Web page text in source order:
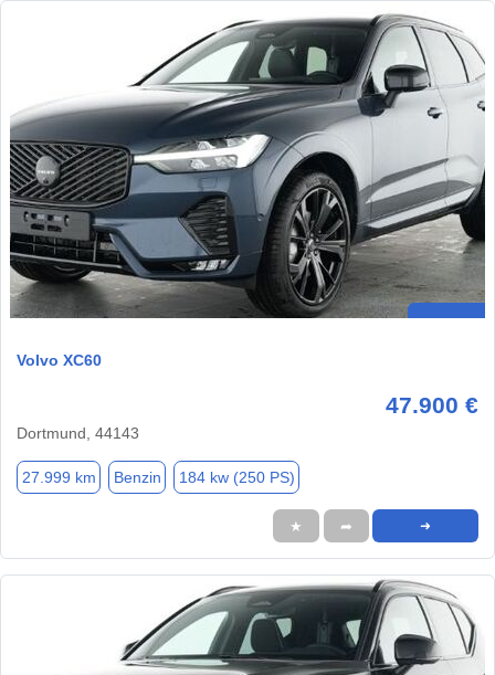
Volvo XC60
47.900 €
Dortmund, 44143
27.999 km Benzin 184 kw (250 PS)
★ ➦ ➜